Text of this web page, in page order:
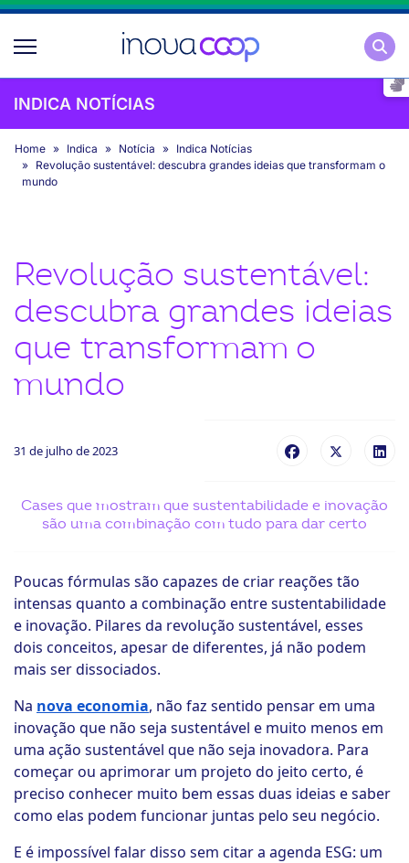
INDICA NOTÍCIAS
Home Indica Notícia
Indica Notícias
Revolução sustentável: descubra grandes ideias que transformam o
mundo
Revolução sustentável:
descubra grandes ideias
que transformam o
mundo
31 de julho de 2023
Cases que mostram que sustentabilidade e inovação
são uma combinação com tudo para dar certo
Poucas fórmulas são capazes de criar reações tão
intensas quanto a combinação entre sustentabilidade
e inovação. Pilares da revolução sustentável, esses
dois conceitos, apesar de diferentes, já não podem
mais ser dissociados.
Na nova economia, não faz sentido pensar em uma
inovação que não seja sustentável e muito menos em
uma ação sustentável que não seja inovadora. Para
começar ou aprimorar um projeto do jeito certo, é
preciso conhecer muito bem essas duas ideias e saber
como elas podem funcionar juntas pelo seu negócio.
E é impossível falar disso sem citar a agenda ESG: um